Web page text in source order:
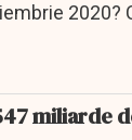
2020?
miliarde